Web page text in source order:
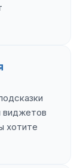
виджетов
хотите